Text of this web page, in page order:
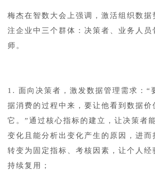
梅杰在智数大会上强调，激活组织数据
注企业中三个群体：决策者、业务人员
师。
1. 面向决策者，激发数据管理需求：“
据消费的过程中来，要让他看到数据价
它。”通过核心指标的建立，让决策者
变化且能分析出变化产生的原因，进而
转变为固定指标、考核因素，让个人经
持续复用；